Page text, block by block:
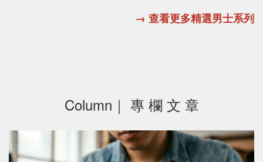
→ 查看更多精選男士系列
Column｜ 專 欄 文 章